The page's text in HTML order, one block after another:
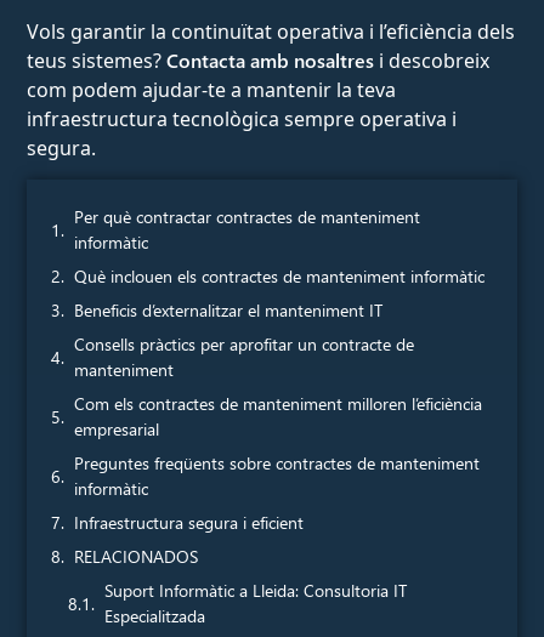
Vols garantir la continuïtat operativa i l’eficiència dels
teus sistemes?Contacta amb nosaltres i descobreix
com podem ajudar-te a mantenir la teva
infraestructura tecnològica sempre operativa i
segura.
Per què contractar contractes de manteniment
informàtic
Què inclouen els contractes de manteniment informàtic
Beneficis d’externalitzar el manteniment IT
Consells pràctics per aprofitar un contracte de
manteniment
Com els contractes de manteniment milloren l’eficiència
empresarial
Preguntes freqüents sobre contractes de manteniment
informàtic
Infraestructura segura i eficient
RELACIONADOS
Suport Informàtic a Lleida: Consultoria IT
Especialitzada